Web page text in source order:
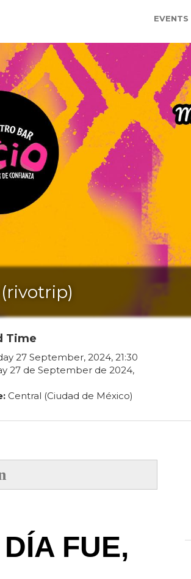
EVENTS
(rivotrip)
Time
27 September, 2024, 21:30
27de Septemberde 2024,
Central (Ciudad de México)
FUE,